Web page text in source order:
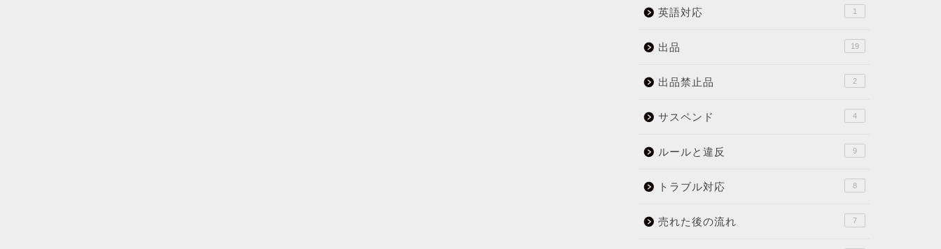
英語対応 1
出品 19
出品禁止品 2
サスペンド 4
ルールと違反 9
トラブル対応 8
売れた後の流れ 7